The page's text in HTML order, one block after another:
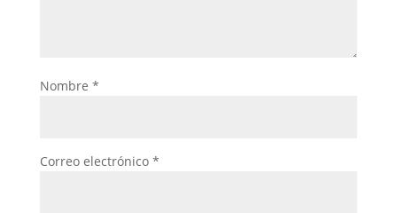
Nombre *
Correo electrónico *